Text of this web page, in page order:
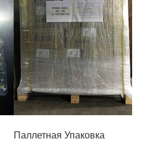
Паллетная Упаковка